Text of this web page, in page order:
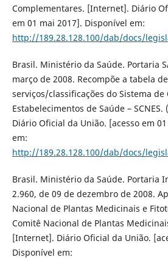
Complementares. [Internet]. Diário
em 01 mai 2017]. Disponível em:
http://189.28.128.100/dab/docs/
Brasil. Ministério da Saúde. Portaria
março de 2008. Recompõe a tabela de
serviços/classificações do Sistema
Estabelecimentos de Saúde –
Diário Oficial da União. [acesso em
em:
http://189.28.128.100/dab/docs/
Brasil. Ministério da Saúde. Portaria
2.960, de 09 de dezembro de 2008.
Nacional de Plantas Medicinais e
Comitê Nacional de Plantas
[Internet]. Diário Oficial da União.
Disponível em: